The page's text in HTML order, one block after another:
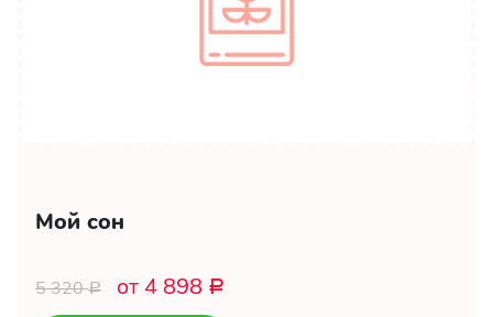
Мой сон
5 320Р от 4 898 Р